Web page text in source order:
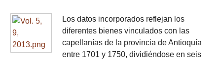
Los datos incorporados reflejan los
diferentes bienes vinculados con las
capellanías de la provincia de Antioquía
entre 1701 y 1750, dividiéndose en seis